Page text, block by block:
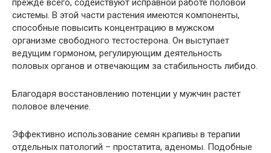
прежде всего, содействуют исправной работе половой
системы. В этой части растения имеются компоненты,
способные повысить концентрацию в мужском
организме свободного тестостерона. Он выступает
ведущим гормоном, регулирующим деятельность
половых органов и отвечающим за стабильность либидо.
Благодаря восстановлению потенции у мужчин растет
половое влечение.
Эффективно использование семян крапивы в терапии
отдельных патологий – простатита, аденомы. Подобные